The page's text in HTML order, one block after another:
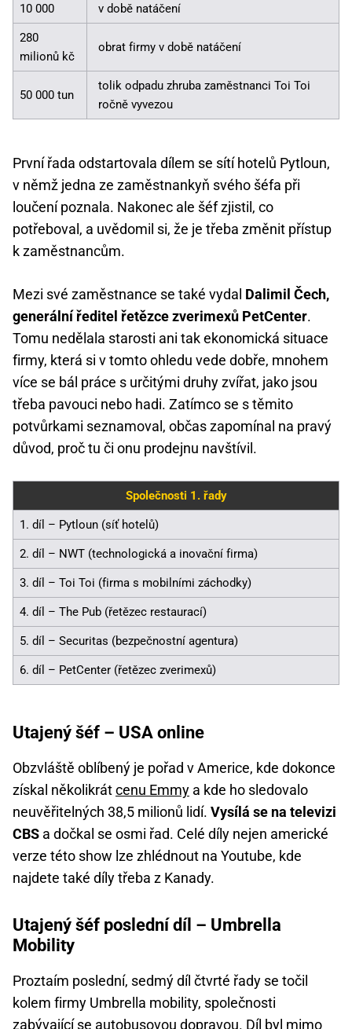
10 000
v době natáčení
280
milionů kč
obrat firmy v době natáčení
50 000 tun
tolik odpadu zhruba zaměstnanci Toi Toi
ročně vyvezou
První řada odstartovala dílem se sítí hotelů Pytloun,
v němž jedna ze zaměstnankyň svého šéfa při
loučení poznala. Nakonec ale šéf zjistil, co
potřeboval, a uvědomil si, že je třeba změnit přístup
k zaměstnancům.
Mezi své zaměstnance se také vydal Dalimil Čech,
generální ředitel řetězce zverimexů PetCenter.
Tomu nedělala starosti ani tak ekonomická situace
firmy, která si v tomto ohledu vede dobře, mnohem
více se bál práce s určitými druhy zvířat, jako jsou
třeba pavouci nebo hadi. Zatímco se s těmito
potvůrkami seznamoval, občas zapomínal na pravý
důvod, proč tu či onu prodejnu navštívil.
Společnosti 1. řady
1. díl – Pytloun (síť hotelů)
2. díl – NWT (technologická a inovační firma)
3. díl – Toi Toi (firma s mobilními záchodky)
4. díl – The Pub (řetězec restaurací)
5. díl – Securitas (bezpečnostní agentura)
6. díl – PetCenter (řetězec zverimexů)
Utajený šéf – USA online
Obzvláště oblíbený je pořad v Americe, kde dokonce
získal několikrátcenu Emmy a kde ho sledovalo
neuvěřitelných 38,5 milionů lidí. Vysílá se na televizi
CBS a dočkal se osmi řad. Celé díly nejen americké
verze této show lze zhlédnout na Youtube, kde
najdete také díly třeba z Kanady.
Utajený šéf poslední díl – Umbrella
Mobility
Proztaím poslední, sedmý díl čtvrté řady se točil
kolem firmy Umbrella mobility, společnosti
zabývající se autobusovou dopravou. Díl byl mimo